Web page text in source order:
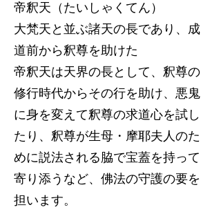
帝釈天（たいしゃくてん）
大梵天と並ぶ諸天の長であり、成
道前から釈尊を助けた
帝釈天は天界の長として、釈尊の
修行時代からその行を助け、悪鬼
に身を変えて釈尊の求道心を試し
たり、釈尊が生母・摩耶夫人のた
めに説法される脇で宝蓋を持って
寄り添うなど、佛法の守護の要を
担います。